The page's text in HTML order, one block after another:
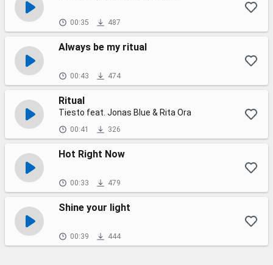
00:35 487
Always be my ritual
00:43 474
Ritual
Tiesto feat. Jonas Blue & Rita Ora
00:41 326
Hot Right Now
00:33 479
Shine your light
00:39 444